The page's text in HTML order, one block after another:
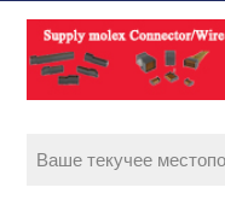
Ваше текучее